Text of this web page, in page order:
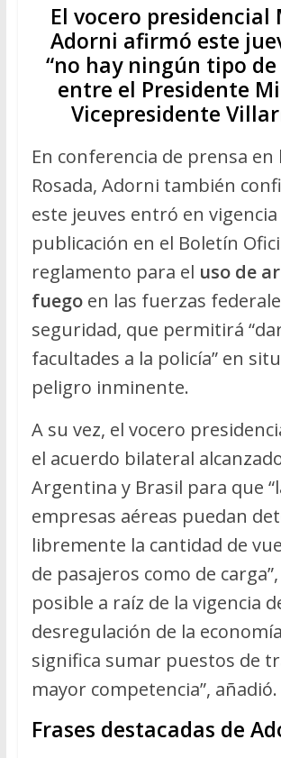
El vocero presidencial
Adorni afirmó este
“no hay ningún tipo
entre el Presidente
Vicepresidente
En conferencia de prensa en
Rosada, Adorni también
este jeuves entró en vigencia
publicación en el Boletín
reglamento para el uso de
fuego en las fuerzas
seguridad, que permitirá
facultades a la policía” en
peligro inminente.
A su vez, el vocero
el acuerdo bilateral
Argentina y Brasil para que
empresas aéreas puedan
libremente la cantidad de
de pasajeros como de
posible a raíz de la vigencia
desregulación de la
significa sumar puestos de
mayor competencia”, añadió.
Frases destacadas de